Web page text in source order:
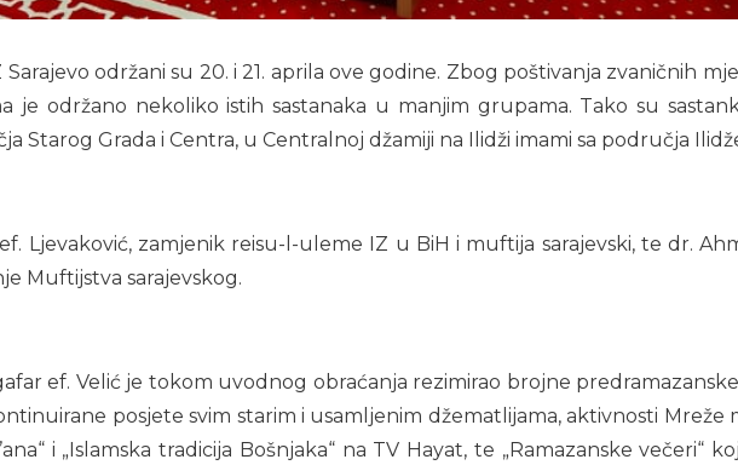
Sarajevo održani su 20. i 21. aprila ove godine. Zbog poštivanja zvaničnih
je održano nekoliko istih sastanaka u manjim grupama. Tako su
Starog Grada i Centra, u Centralnoj džamiji na Ilidži imami sa područja
Ljevaković, zamjenik reisu-l-uleme IZ u BiH i muftija sarajevski, te dr.
Muftijstva sarajevskog.
ef. Velić je tokom uvodnog obraćanja rezimirao brojne
posjete svim starim i usamljenim džematlijama, aktivnosti Mreže
i „Islamska tradicija Bošnjaka“ na TV Hayat, te „Ramazanske večeri“